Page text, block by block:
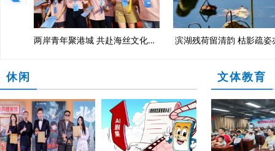
银帆公园栈道焕新 孩童嬉戏更安心 古村越千年
休闲 文体教育